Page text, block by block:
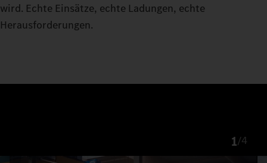
wird. Echte Einsätze, echte Ladungen, echte
Herausforderungen.
1/4